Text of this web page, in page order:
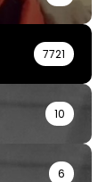
7721
10
6